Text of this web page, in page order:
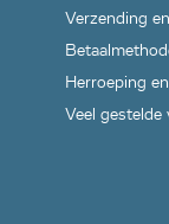
Verzending
Herroeping
Veel gestelde